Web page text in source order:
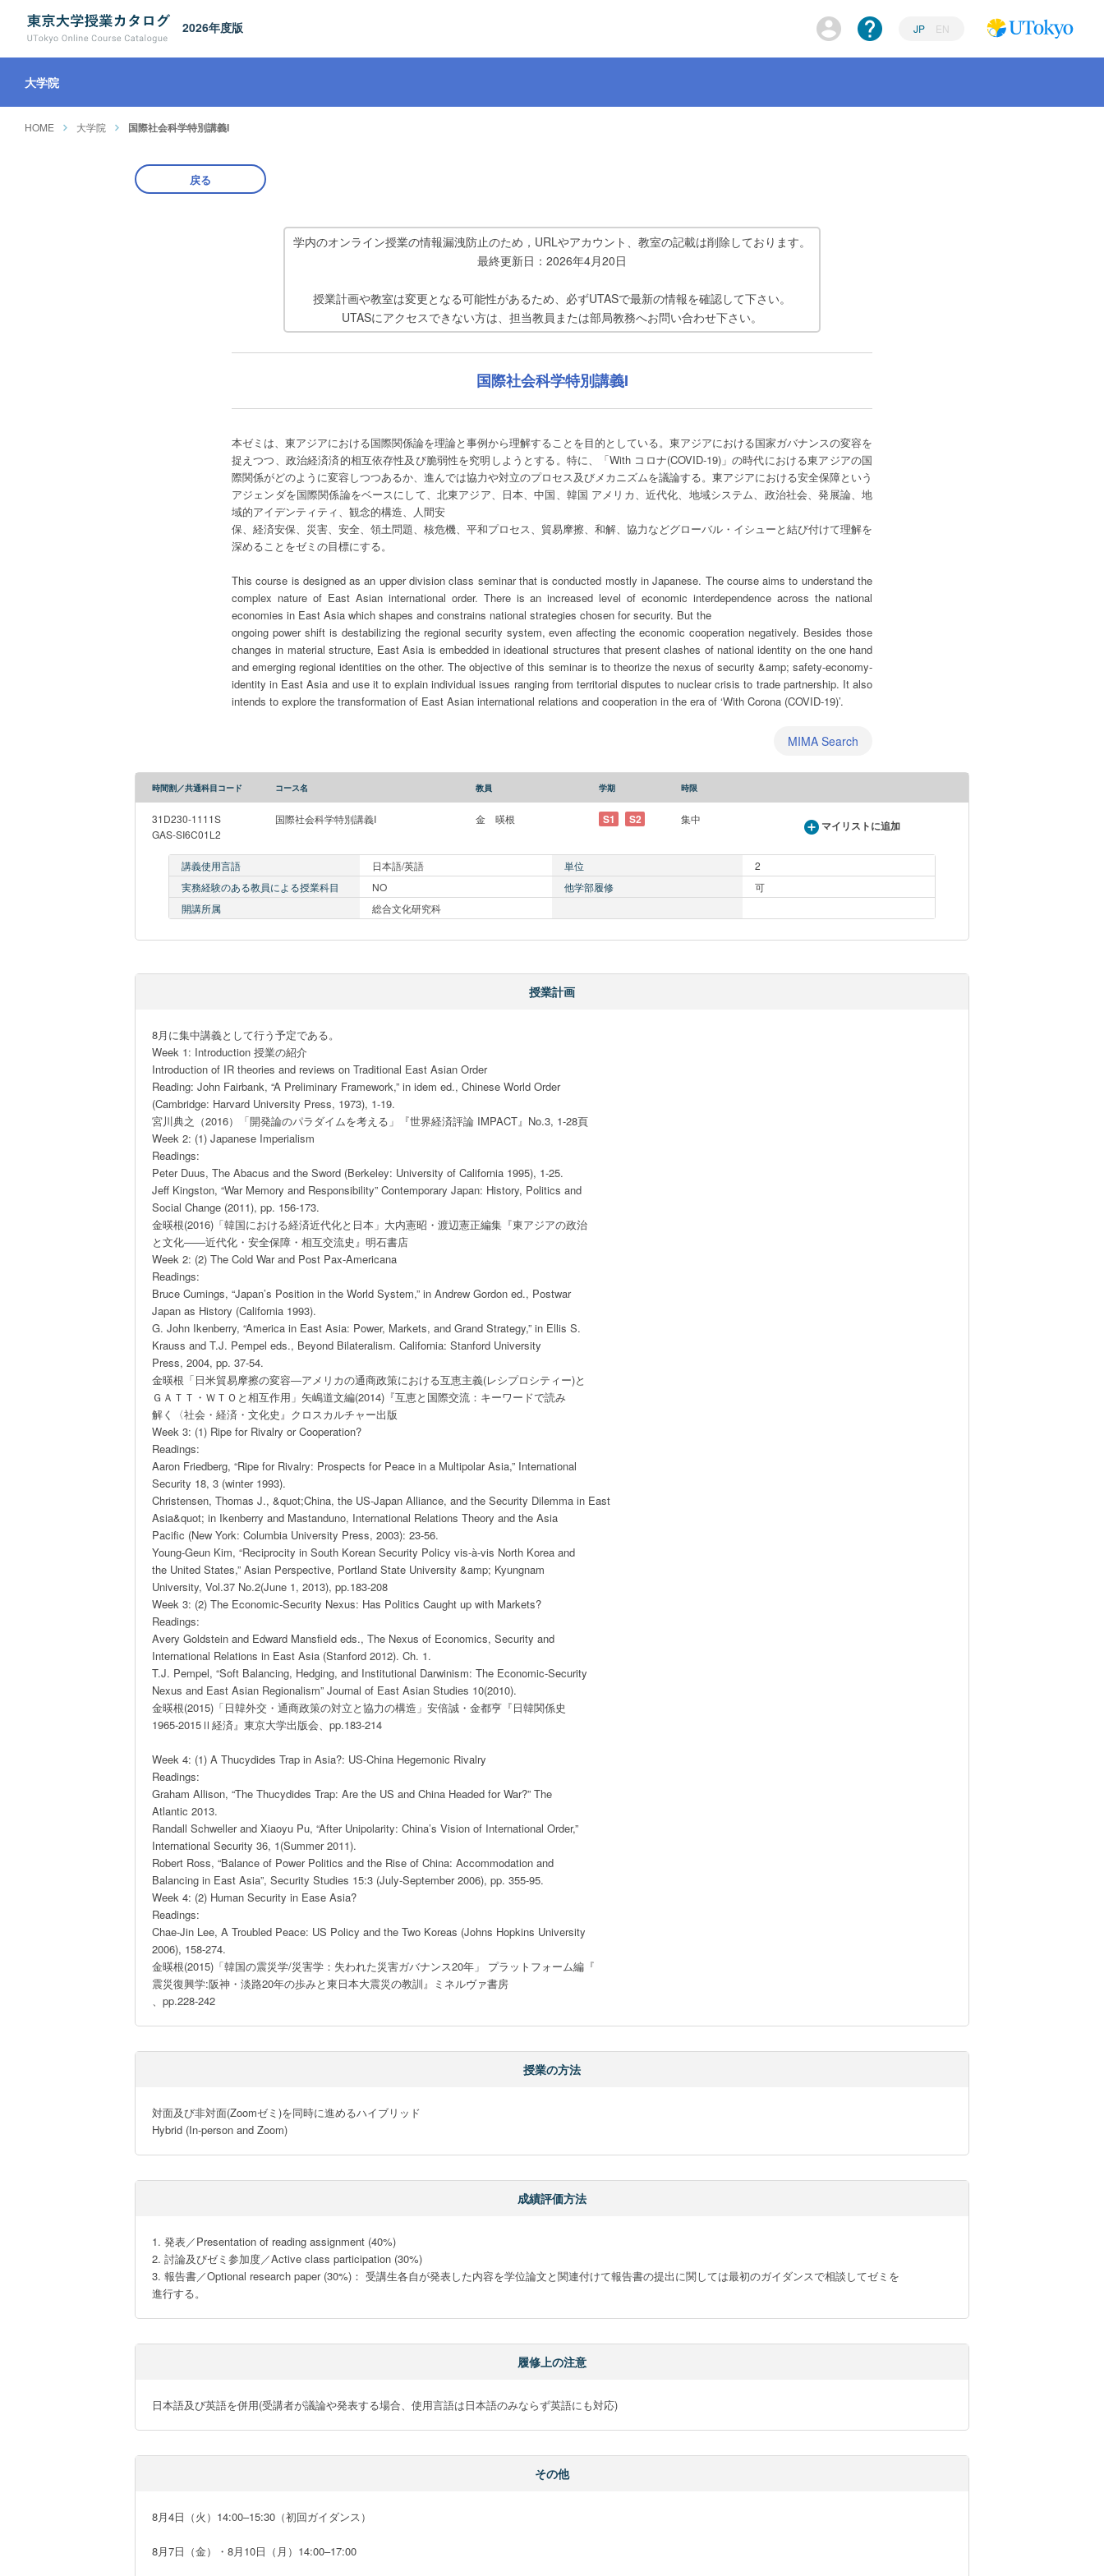
2026年度版 JP EN
大学院
HOME 大学院 国際社会科学特別講義I
戻る
学内のオンライン授業の情報漏洩防止のため，URLやアカウント、教室の記載は削除しております。
最終更新日：2026年4月20日
授業計画や教室は変更となる可能性があるため、必ずUTASで最新の情報を確認して下さい。
UTASにアクセスできない方は、担当教員または部局教務へお問い合わせ下さい。
国際社会科学特別講義I
本ゼミは、東アジアにおける国際関係論を理論と事例から理解することを目的としている。東アジアにおける国家ガバナンスの変容を
捉えつつ、政治経済済的相互依存性及び脆弱性を究明しようとする。特に、「With コロナ(COVID-19)」の時代における東アジアの国
際関係がどのように変容しつつあるか、進んでは協力や対立のプロセス及びメカニズムを議論する。東アジアにおける安全保障という
アジェンダを国際関係論をベースにして、北東アジア、日本、中国、韓国 アメリカ、近代化、地域システム、政治社会、発展論、地
域的アイデンティティ、観念的構造、人間安
保、経済安保、災害、安全、領土問題、核危機、平和プロセス、貿易摩擦、和解、協力などグローバル・イシューと結び付けて理解を
深めることをゼミの目標にする。
This course is designed as an upper division class seminar that is conducted mostly in Japanese. The course aims to understand the
complex nature of East Asian international order. There is an increased level of economic interdependence across the national
economies in East Asia which shapes and constrains national strategies chosen for security. But the
ongoing power shift is destabilizing the regional security system, even affecting the economic cooperation negatively. Besides those
changes in material structure, East Asia is embedded in ideational structures that present clashes of national identity on the one hand
and emerging regional identities on the other. The objective of this seminar is to theorize the nexus of security &amp; safety-economy-
identity in East Asia and use it to explain individual issues ranging from territorial disputes to nuclear crisis to trade partnership. It also
intends to explore the transformation of East Asian international relations and cooperation in the era of ‘With Corona (COVID-19)’.
MIMA Search
時間割／共通科目コード コース名 教員 学期 時限
31D230-1111S
GAS-SI6C01L2
国際社会科学特別講義I 金 暎根 S1 S2 集中 マイリストに追加
講義使用言語 日本語/英語 単位
2
実務経験のある教員による授業科目
NO 他学部履修
可
開講所属
総合文化研究科
授業計画
8月に集中講義として行う予定である。
Week 1: Introduction 授業の紹介
Introduction of IR theories and reviews on Traditional East Asian Order
Reading: John Fairbank, “A Preliminary Framework,” in idem ed., Chinese World Order
(Cambridge: Harvard University Press, 1973), 1-19.
宮川典之（2016）「開発論のパラダイムを考える」『世界経済評論 IMPACT』No.3, 1-28頁
Week 2: (1) Japanese Imperialism
Readings:
Peter Duus, The Abacus and the Sword (Berkeley: University of California 1995), 1-25.
Jeff Kingston, “War Memory and Responsibility” Contemporary Japan: History, Politics and
Social Change (2011), pp. 156-173.
金暎根(2016)「韓国における経済近代化と日本」大内憲昭・渡辺憲正編集『東アジアの政治
と文化――近代化・安全保障・相互交流史』明石書店
Week 2: (2) The Cold War and Post Pax-Americana
Readings:
Bruce Cumings, “Japan’s Position in the World System,” in Andrew Gordon ed., Postwar
Japan as History (California 1993).
G. John Ikenberry, “America in East Asia: Power, Markets, and Grand Strategy,” in Ellis S.
Krauss and T.J. Pempel eds., Beyond Bilateralism. California: Stanford University
Press, 2004, pp. 37-54.
金暎根「日米貿易摩擦の変容―アメリカの通商政策における互恵主義(レシプロシティー)と
ＧＡＴＴ・ＷＴＯと相互作用」矢嶋道文編(2014)『互恵と国際交流：キーワードで読み
解く〈社会・経済・文化史』クロスカルチャー出版
Week 3: (1) Ripe for Rivalry or Cooperation?
Readings:
Aaron Friedberg, “Ripe for Rivalry: Prospects for Peace in a Multipolar Asia,” International
Security 18, 3 (winter 1993).
Christensen, Thomas J., &quot;China, the US-Japan Alliance, and the Security Dilemma in East
Asia&quot; in Ikenberry and Mastanduno, International Relations Theory and the Asia
Pacific (New York: Columbia University Press, 2003): 23-56.
Young-Geun Kim, “Reciprocity in South Korean Security Policy vis-à-vis North Korea and
the United States,” Asian Perspective, Portland State University &amp; Kyungnam
University, Vol.37 No.2(June 1, 2013), pp.183-208
Week 3: (2) The Economic-Security Nexus: Has Politics Caught up with Markets?
Readings:
Avery Goldstein and Edward Mansfield eds., The Nexus of Economics, Security and
International Relations in East Asia (Stanford 2012). Ch. 1.
T.J. Pempel, “Soft Balancing, Hedging, and Institutional Darwinism: The Economic-Security
Nexus and East Asian Regionalism” Journal of East Asian Studies 10(2010).
金暎根(2015)「日韓外交・通商政策の対立と協力の構造」安倍誠・金都亨『日韓関係史
1965-2015Ⅱ経済』東京大学出版会、pp.183-214
Week 4: (1) A Thucydides Trap in Asia?: US-China Hegemonic Rivalry
Readings:
Graham Allison, “The Thucydides Trap: Are the US and China Headed for War?” The
Atlantic 2013.
Randall Schweller and Xiaoyu Pu, “After Unipolarity: China’s Vision of International Order,”
International Security 36, 1(Summer 2011).
Robert Ross, “Balance of Power Politics and the Rise of China: Accommodation and
Balancing in East Asia”, Security Studies 15:3 (July-September 2006), pp. 355-95.
Week 4: (2) Human Security in Ease Asia?
Readings:
Chae-Jin Lee, A Troubled Peace: US Policy and the Two Koreas (Johns Hopkins University
2006), 158-274.
金暎根(2015)「韓国の震災学/災害学：失われた災害ガバナンス20年」 プラットフォーム編『
震災復興学:阪神・淡路20年の歩みと東日本大震災の教訓』ミネルヴァ書房
、pp.228-242
授業の方法
対面及び非対面(Zoomゼミ)を同時に進めるハイブリッド
Hybrid (In-person and Zoom)
成績評価方法
1. 発表／Presentation of reading assignment (40%)
2. 討論及びゼミ参加度／Active class participation (30%)
3. 報告書／Optional research paper (30%)： 受講生各自が発表した内容を学位論文と関連付けて報告書の提出に関しては最初のガイダンスで相談してゼミを
進行する。
履修上の注意
日本語及び英語を併用(受講者が議論や発表する場合、使用言語は日本語のみならず英語にも対応)
その他
8月4日（火）14:00–15:30（初回ガイダンス）
8月7日（金）・8月10日（月）14:00–17:00